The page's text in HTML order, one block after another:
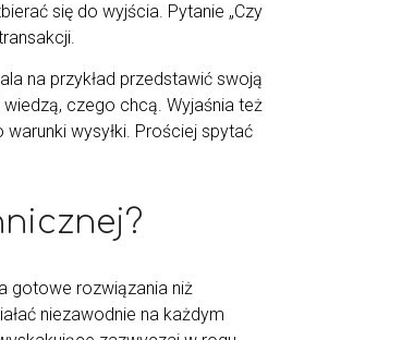
się do wyjścia. Pytanie „Czy
na przykład przedstawić swoją
czego chcą. Wyjaśnia też
wysyłki. Prościej spytać
gotowe rozwiązania niż
niezawodnie na każdym